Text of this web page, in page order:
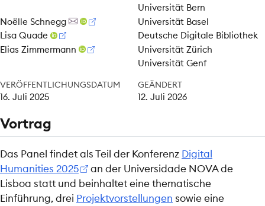
Universität Bern
Noëlle Schnegg
Universität Basel
Lisa Quade
Deutsche Digitale Bibliothek
Elias Zimmermann
Universität Zürich
Universität Genf
VERÖFFENTLICHUNGSDATUM
16. Juli 2025
GEÄNDERT
12. Juli 2026
Vortrag
Das Panel findet als Teil der Konferenz Digital
Humanities 2025
an der Universidade NOVA de
Lisboa statt und beinhaltet eine thematische
Einführung, drei Projektvorstellungen sowie eine